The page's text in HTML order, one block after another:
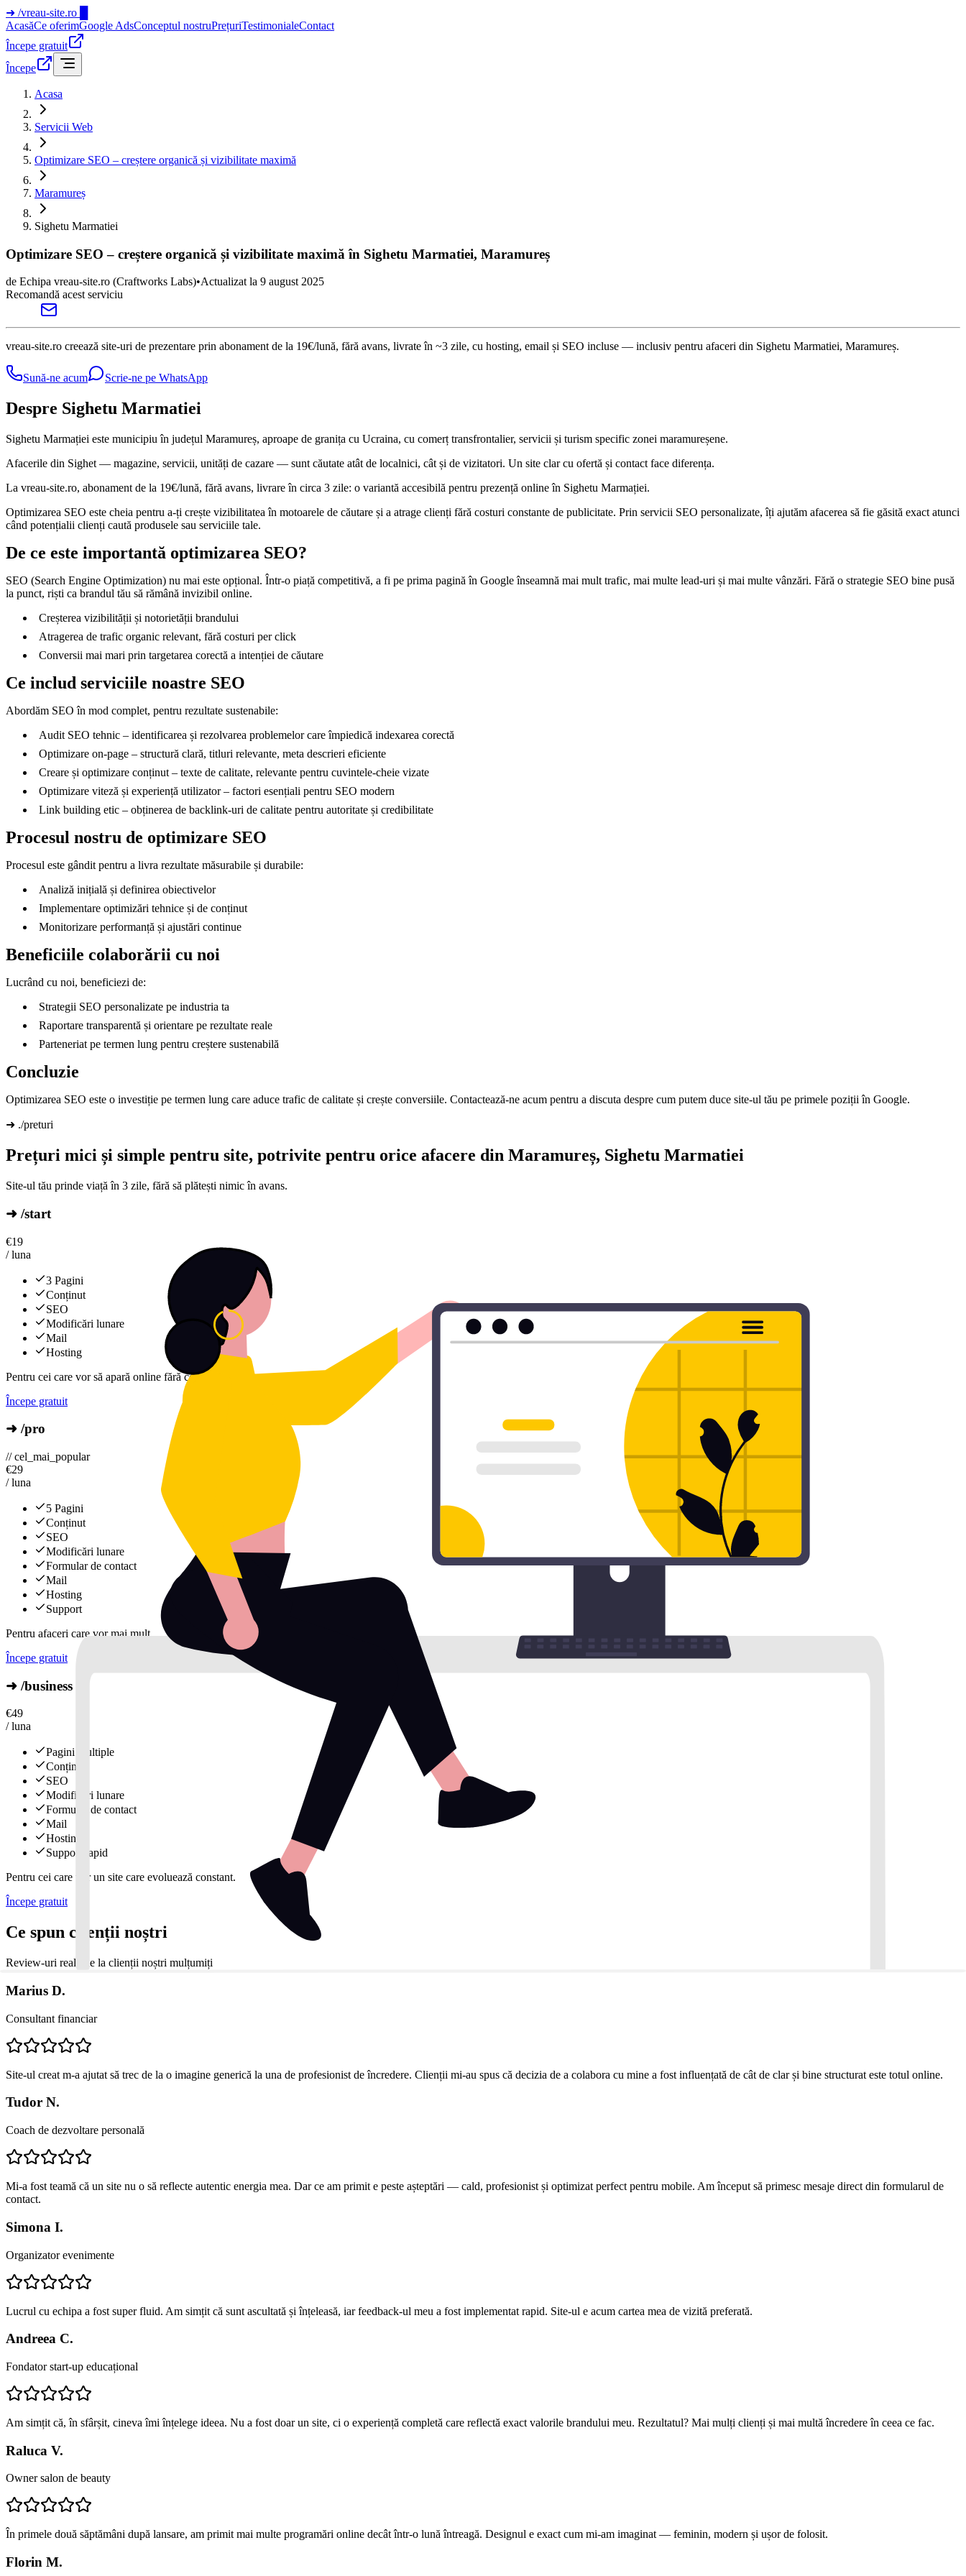
➜ /vreau-site.ro
AcasăCe oferimGoogle AdsConceptul nostruPrețuriTestimonialeContact
Începe gratuit
Începe
Acasa
Servicii Web
Optimizare SEO – creștere organică și vizibilitate maximă
Maramureș
Sighetu Marmatiei
Optimizare SEO – creștere organică și vizibilitate maximă în Sighetu Marmatiei, Maramureș
de Echipa vreau-site.ro (Craftworks Labs)•Actualizat la 9 august 2025
Recomandă acest serviciu
vreau-site.ro creează site-uri de prezentare prin abonament de la 19€/lună, fără avans, livrate în ~3 zile, cu hosting, email și SEO incluse — inclusiv pentru afaceri din Sighetu Marmatiei, Maramureș.
Sună-ne acum Scrie-ne pe WhatsApp
Despre Sighetu Marmatiei
Sighetu Marmației este municipiu în județul Maramureș, aproape de granița cu Ucraina, cu comerț transfrontalier, servicii și turism specific zonei maramureșene.
Afacerile din Sighet — magazine, servicii, unități de cazare — sunt căutate atât de localnici, cât și de vizitatori. Un site clar cu ofertă și contact face diferența.
La vreau-site.ro, abonament de la 19€/lună, fără avans, livrare în circa 3 zile: o variantă accesibilă pentru prezență online în Sighetu Marmației.
Optimizarea SEO este cheia pentru a-ți crește vizibilitatea în motoarele de căutare și a atrage clienți fără costuri constante de publicitate. Prin servicii SEO personalizate, îți ajutăm afacerea să fie găsită exact atunci
când potențialii clienți caută produsele sau serviciile tale.
De ce este importantă optimizarea SEO?
SEO (Search Engine Optimization) nu mai este opțional. Într-o piață competitivă, a fi pe prima pagină în Google înseamnă mai mult trafic, mai multe lead-uri și mai multe vânzări. Fără o strategie SEO bine pusă
la punct, riști ca brandul tău să rămână invizibil online.
Creșterea vizibilității și notorietății brandului
Atragerea de trafic organic relevant, fără costuri per click
Conversii mai mari prin targetarea corectă a intenției de căutare
Ce includ serviciile noastre SEO
Abordăm SEO în mod complet, pentru rezultate sustenabile:
Audit SEO tehnic – identificarea și rezolvarea problemelor care împiedică indexarea corectă
Optimizare on-page – structură clară, titluri relevante, meta descrieri eficiente
Creare și optimizare conținut – texte de calitate, relevante pentru cuvintele-cheie vizate
Optimizare viteză și experiență utilizator – factori esențiali pentru SEO modern
Link building etic – obținerea de backlink-uri de calitate pentru autoritate și credibilitate
Procesul nostru de optimizare SEO
Procesul este gândit pentru a livra rezultate măsurabile și durabile:
Analiză inițială și definirea obiectivelor
Implementare optimizări tehnice și de conținut
Monitorizare performanță și ajustări continue
Beneficiile colaborării cu noi
Lucrând cu noi, beneficiezi de:
Strategii SEO personalizate pe industria ta
Raportare transparentă și orientare pe rezultate reale
Parteneriat pe termen lung pentru creștere sustenabilă
Concluzie
Optimizarea SEO este o investiție pe termen lung care aduce trafic de calitate și crește conversiile. Contactează-ne acum pentru a discuta despre cum putem duce site-ul tău pe primele poziții în Google.
➜ ./preturi
Prețuri mici și simple pentru site, potrivite pentru orice afacere din Maramureș, Sighetu Marmatiei
Site-ul tău prinde viață în 3 zile, fără să plătești nimic în avans.
➜ /start
€19
/ luna
3 Pagini
Conținut
SEO
Modificări lunare
Mail
Hosting
Pentru cei care vor să apară online fără complicații.
Începe gratuit
➜ /pro
// cel_mai_popular
€29
/ luna
5 Pagini
Conținut
SEO
Modificări lunare
Formular de contact
Mail
Hosting
Support
Pentru afaceri care vor mai mult.
Începe gratuit
➜ /business
€49
/ luna
Pagini multiple
Conținut
SEO
Modificări lunare
Formular de contact
Mail
Hosting
Support rapid
Pentru cei care vor un site care evoluează constant.
Începe gratuit
Ce spun clienții noștri
Review-uri reale de la clienții noștri mulțumiți
Marius D.
Consultant financiar
Site-ul creat m-a ajutat să trec de la o imagine generică la una de profesionist de încredere. Clienții mi-au spus că decizia de a colabora cu mine a fost influențată de cât de clar și bine structurat este totul online.
Tudor N.
Coach de dezvoltare personală
Mi-a fost teamă că un site nu o să reflecte autentic energia mea. Dar ce am primit e peste așteptări — cald, profesionist și optimizat perfect pentru mobile. Am început să primesc mesaje direct din formularul de
contact.
Simona I.
Organizator evenimente
Lucrul cu echipa a fost super fluid. Am simțit că sunt ascultată și înțeleasă, iar feedback-ul meu a fost implementat rapid. Site-ul e acum cartea mea de vizită preferată.
Andreea C.
Fondator start-up educațional
Am simțit că, în sfârșit, cineva îmi înțelege ideea. Nu a fost doar un site, ci o experiență completă care reflectă exact valorile brandului meu. Rezultatul? Mai mulți clienți și mai multă încredere în ceea ce fac.
Raluca V.
Owner salon de beauty
În primele două săptămâni după lansare, am primit mai multe programări online decât într-o lună întreagă. Designul e exact cum mi-am imaginat — feminin, modern și ușor de folosit.
Florin M.